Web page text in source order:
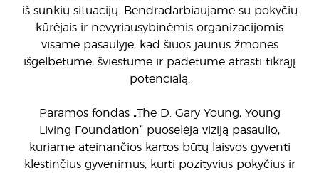
iš sunkių situacijų. Bendradarbiaujame su pokyčių
kūrėjais ir nevyriausybinėmis organizacijomis
visame pasaulyje, kad šiuos jaunus žmones
išgelbėtume, šviestume ir padėtume atrasti tikrąjį
potencialą.
Paramos fondas „The D. Gary Young, Young
Living Foundation“ puoselėja viziją pasaulio,
kuriame ateinančios kartos būtų laisvos gyventi
klestinčius gyvenimus, kurti pozityvius pokyčius ir